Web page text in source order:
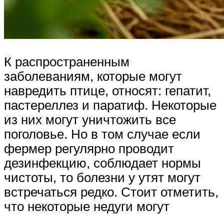
К распространенным
заболеваниям, которые могут
навредить птице, относят: гепатит,
пастереллез и паратиф. Некоторые
из них могут уничтожить все
поголовье. Но в том случае если
фермер регулярно проводит
дезинфекцию, соблюдает нормы
чистоты, то болезни у утят могут
встречаться редко. Стоит отметить,
что некоторые недуги могут